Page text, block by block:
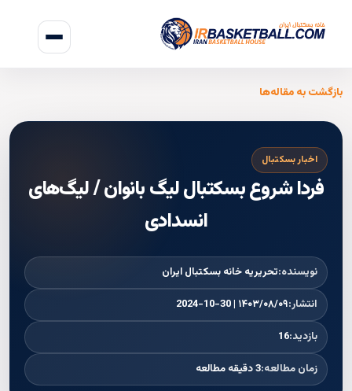
بازگشت به مقاله‌ها
اخبار بسکتبال
فردا شروع بسکتبال لیگ بانوان / لیگ‌های
انسدادی
نویسنده:تحریریه خانه بسکتبال ایران
انتشار:۱۴۰۳/۰۸/۰۹ | 2024-10-30
بازدید:16
زمان مطالعه:3 دقیقه مطالعه